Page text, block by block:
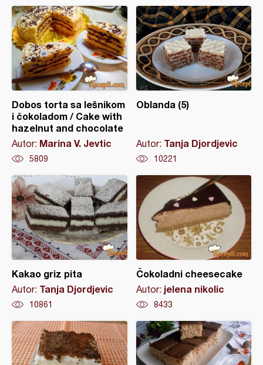
Dobos torta sa lešnikom
i čokoladom / Cake with
hazelnut and chocolate
Autor: Marina V. Jevtic
5809
Oblanda (5)
Autor: Tanja Djordjevic
10221
Kakao griz pita
Autor: Tanja Djordjevic
10861
Čokoladni cheesecake
Autor: jelena nikolic
8433